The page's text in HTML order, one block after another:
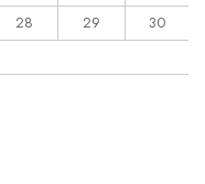
28 29
30